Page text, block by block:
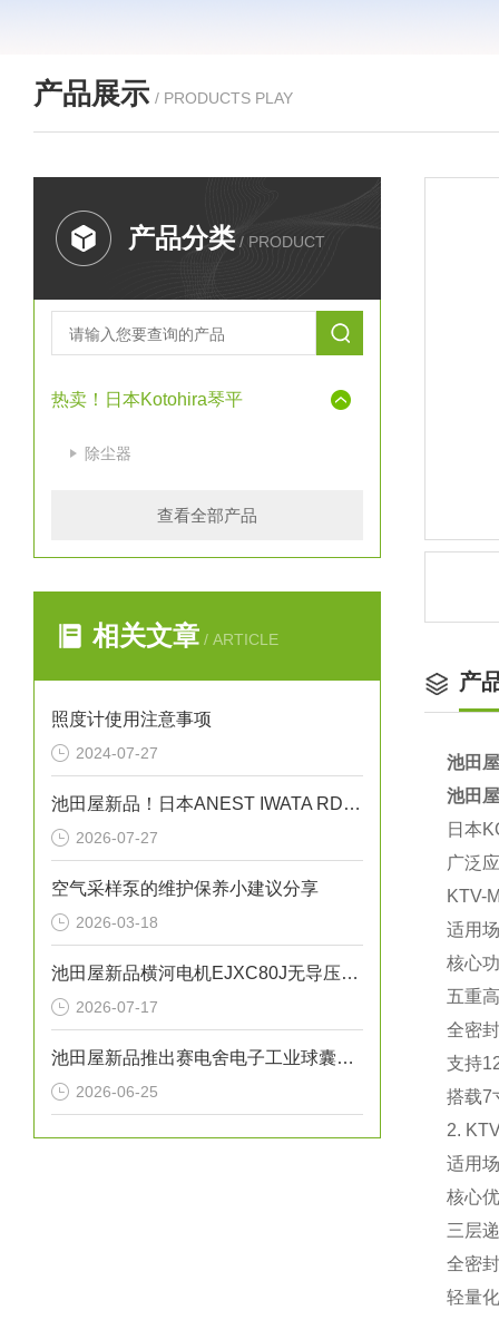
产品展示 / PRODUCTS PLAY
产品分类 / PRODUCT
热卖！日本Kotohira琴平
除尘器
查看全部产品
相关文章 / ARTICLE
照度计使用注意事项
2024-07-27
池田屋新品！日本ANEST IWATA RDG-150C高温冷冻式空气干燥机
2026-07-27
空气采样泵的维护保养小建议分享
2026-03-18
池田屋新品横河电机EJXC80J无导压管式隔膜密封系统
2026-07-17
池田屋新品推出赛电舍电子工业球囊导管焊接机 MS-B01 参数介绍
2026-06-25
产
池田
池田
日本
广泛
KTV-
适用
核心
五重
全密
支持
搭载7
2.
适用
核心
三层
全密
轻量